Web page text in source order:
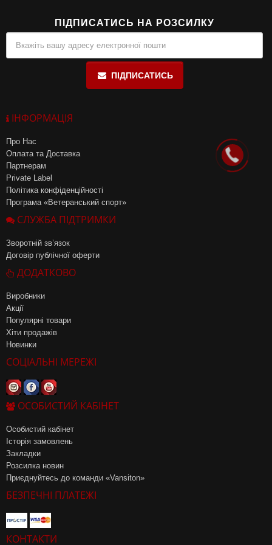
ПІДПИСАТИСЬ НА РОЗСИЛКУ
ПІДПИСАТИСЬ
ІНФОРМАЦІЯ
Про Нас
Оплата та Доставка
Партнерам
Private Label
Політика конфіденційності
Програма «Ветеранський спорт»
СЛУЖБА ПІДТРИМКИ
Зворотній зв’язок
Договір публічної оферти
ДОДАТКОВО
Виробники
Акції
Популярні товари
Хіти продажів
Новинки
СОЦІАЛЬНІ МЕРЕЖІ
ОСОБИСТИЙ КАБІНЕТ
Особистий кабінет
Історія замовлень
Закладки
Розсилка новин
Приєднуйтесь до команди «Vansiton»
БЕЗПЕЧНІ ПЛАТЕЖІ
КОНТАКТИ